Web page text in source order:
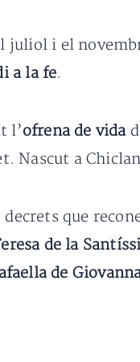
juliol i el
a la fe.
l’ofrena de vida
Nascut a
que
de la
de